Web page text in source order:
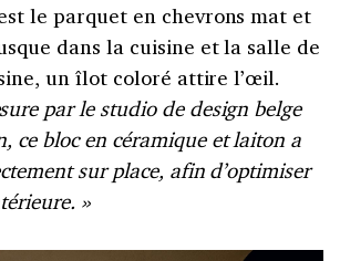
le parquet en chevrons mat et
dans la cuisine et la salle de
un îlot coloré attire l’œil.
par le studio de design belge
ce bloc en céramique et laiton a
sur place, afin d’optimiser
»